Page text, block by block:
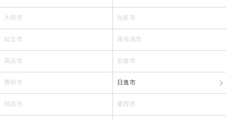
大府市 知多市
知立市 尾張旭市
高浜市 岩倉市
豊明市 日進市
田原市 愛西市